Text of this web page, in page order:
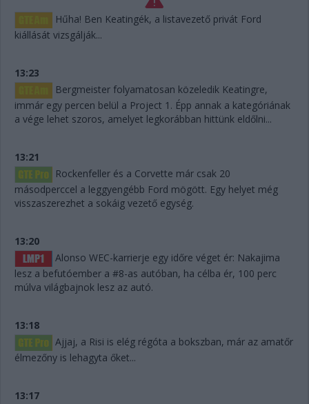
Hűha! Ben Keatingék, a listavezető privát Ford
kiállását vizsgálják...
13:23
Bergmeister folyamatosan közeledik Keatingre,
immár egy percen belül a Project 1. Épp annak a kategóriának
a vége lehet szoros, amelyet legkorábban hittünk eldőlni...
13:21
Rockenfeller és a Corvette már csak 20
másodperccel a leggyengébb Ford mögött. Egy helyet még
visszaszerezhet a sokáig vezető egység.
13:20
Alonso WEC-karrierje egy időre véget ér: Nakajima
lesz a befutóember a #8-as autóban, ha célba ér, 100 perc
múlva világbajnok lesz az autó.
13:18
Ajjaj, a Risi is elég régóta a bokszban, már az amatőr
élmezőny is lehagyta őket...
13:17